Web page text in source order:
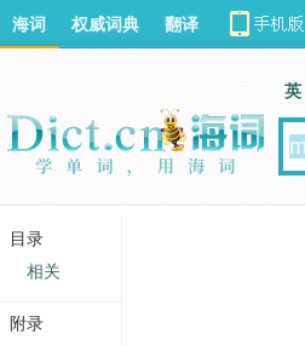
海词 权威词典 翻译
目录
相关
附录